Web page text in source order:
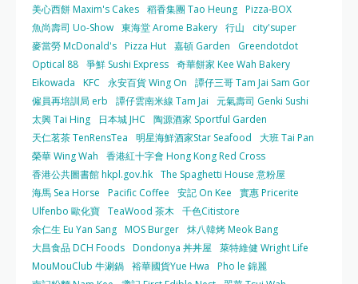
美心西餅 Maxim's Cakes 稻香集團 Tao Heung Pizza-BOX
魚尚壽司 Uo-Show 東海堂 Arome Bakery 行山
city'super
麥當勞 McDonald's Pizza Hut 嘉頓 Garden
Greendotdot
Optical 88 爭鮮 Sushi Express 奇華餅家 Kee Wah Bakery
Eikowada
KFC 永安百貨 Wing On
譚仔三哥 Tam Jai Sam Gor
僱員再培訓局 erb
譚仔雲南米線 Tam Jai
元氣壽司 Genki Sushi
太興 Tai Hing
日本城 JHC
陶源酒家 Sportful Garden
天仁茗茶 TenRensTea
明星海鮮酒家Star Seafood
大班 Tai Pan
榮華 Wing Wah
香港紅十字會 Hong Kong Red Cross
香港公共圖書館 hkpl.gov.hk The Spaghetti House 意粉屋
海馬 Sea Horse
Pacific Coffee 安記 On Kee
實惠 Pricerite
Ulfenbo 歐化寶 TeaWood 茶木 千色Citistore
余仁生 Eu Yan Sang MOS Burger 炑八韓烤 Meok Bang
大昌食品 DCH Foods Dondonya 丼丼屋
萊特維健 Wright Life
MouMouClub 牛涮鍋 裕華國貨Yue Hwa
Pho le 錦麗